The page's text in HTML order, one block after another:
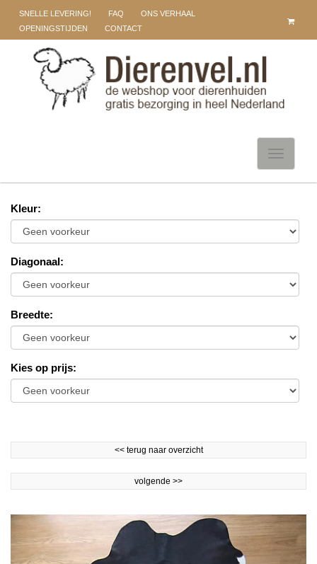
SNELLE LEVERING! FAQ
ONS VERHAAL
OPENINGSTIJDEN
CONTACT
Toggle
Kleur:
Diagonaal:
Breedte:
Kies op prijs:
<< terug naar overzicht
volgende >>